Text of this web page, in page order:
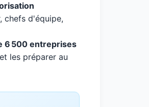
chefs d'équipe,
6 500 entreprises
les préparer au